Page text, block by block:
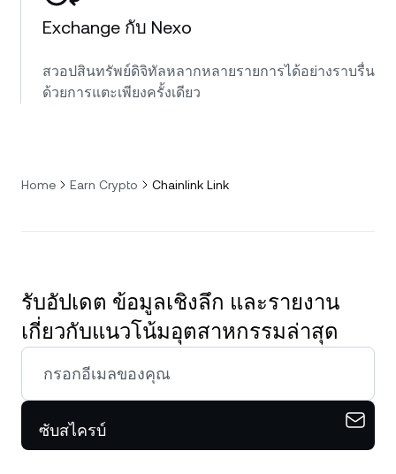
Exchange กับ Nexo
สวอปสินทรัพย์ดิจิทัลหลากหลายรายการได้อย่างราบรื่น
ด้วยการแตะเพียงครั้งเดียว
Home Earn Crypto Chainlink Link
รับอัปเดต ข้อมูลเชิงลึก และรายงาน
เกี่ยวกับแนวโน้มอุตสาหกรรมล่าสุด
ซับสไครบ์